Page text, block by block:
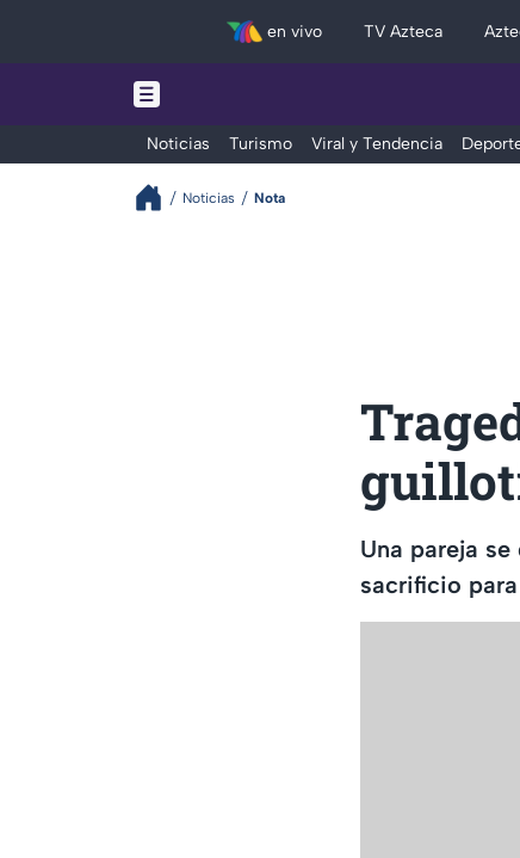
en vivo TV Azteca
Noticias Turismo Viral y Tendencia
Noticias Nota
Una pareja
sacrificio